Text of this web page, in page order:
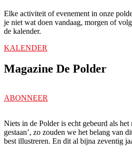
Elke activiteit of evenement in onze
je niet wat doen vandaag, morgen of
de kalender.
KALENDER
Magazine De Polder
ABONNEER
Niets in de Polder is echt gebeurd als
gestaan’, zo zouden we het belang van
best illustreren. En dit al bijna zeventig